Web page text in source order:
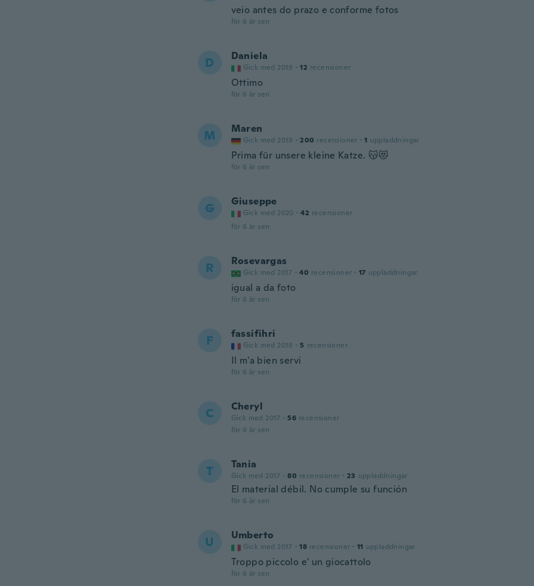
veio antes do prazo e conforme fotos
för 6 år sen
D Daniela
Gick med 2019 · 12 recensioner
Ottimo
för 6 år sen
M Maren
Gick med 2019 · 200 recensioner · 1 uppladdningar
Prima für unsere kleine Katze. 😽😻
för 6 år sen
G Giuseppe
Gick med 2020 · 42 recensioner
för 6 år sen
R Rosevargas
Gick med 2017 · 40 recensioner · 17 uppladdningar
igual a da foto
för 6 år sen
F fassifihri
Gick med 2018 · 5 recensioner
Il m'a bien servi
för 6 år sen
C Cheryl
Gick med 2017 · 56 recensioner
för 6 år sen
T Tania
Gick med 2017 · 80 recensioner · 23 uppladdningar
El material débil. No cumple su función
för 6 år sen
U Umberto
Gick med 2017 · 18 recensioner · 11 uppladdningar
Troppo piccolo e' un giocattolo
för 6 år sen